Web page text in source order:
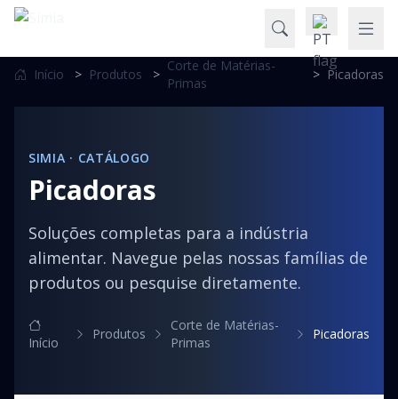
Início > Produtos >
Corte de Matérias-
Primas
> Picadoras
SIMIA · CATÁLOGO
Picadoras
Soluções completas para a indústria
alimentar. Navegue pelas nossas famílias de
produtos ou pesquise diretamente.
Início
Produtos
Corte de Matérias-
Primas
Picadoras